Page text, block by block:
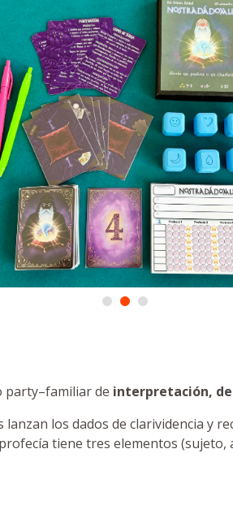
party–familiar de interpretación,
lanzan los dados de clarividencia y
tiene tres elementos (sujeto,